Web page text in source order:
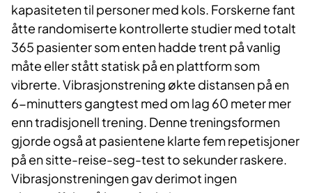
kapasiteten til personer med kols. Forskerne fant
åtte randomiserte kontrollerte studier med totalt
365 pasienter som enten hadde trent på vanlig
måte eller stått statisk på en plattform som
vibrerte. Vibrasjonstrening økte distansen på en
6-minutters gangtest med om lag 60 meter mer
enn tradisjonell trening. Denne treningsformen
gjorde også at pasientene klarte fem repetisjoner
på en sitte-reise-seg-test to sekunder raskere.
Vibrasjonstreningen gav derimot ingen